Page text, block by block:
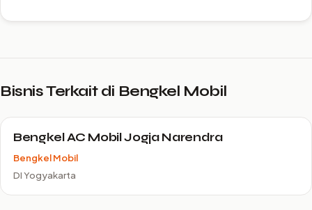
Bisnis Terkait di Bengkel Mobil
Bengkel AC Mobil Jogja Narendra
Bengkel Mobil
DI Yogyakarta